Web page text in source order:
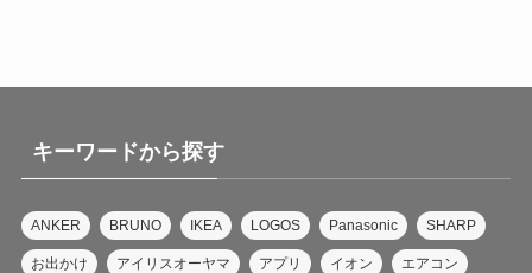
キーワードから探す
ANKER BRUNO IKEA LOGOS Panasonic SHARP
お出かけ アイリスオーヤマ アプリ イオン エアコン